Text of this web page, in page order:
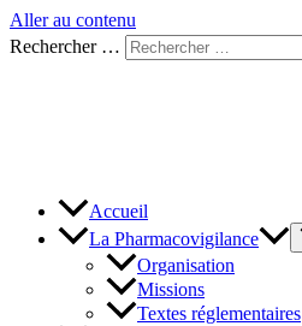
Aller au contenu
Rechercher …
Accueil
La Pharmacovigilance
Organisation
Missions
Textes réglementaires